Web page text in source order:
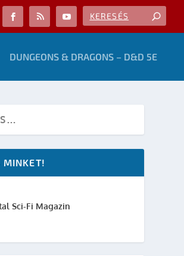
DUNGEONS & DRAGONS – D&D 5E
MINKET!
Sci-Fi Magazin